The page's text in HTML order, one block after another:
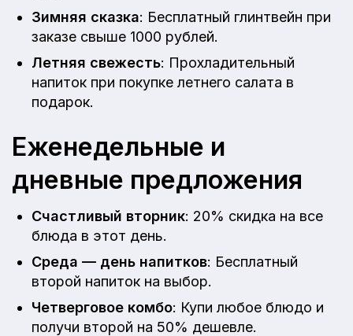
Зимняя сказка: Бесплатный глинтвейн при
заказе свыше 1000 рублей.
Летняя свежесть: Прохладительный
напиток при покупке летнего салата в
подарок.
Еженедельные и
дневные предложения
Счастливый вторник: 20% скидка на все
блюда в этот день.
Среда — день напитков: Бесплатный
второй напиток на выбор.
Четверговое комбо: Купи любое блюдо и
получи второй на 50% дешевле.